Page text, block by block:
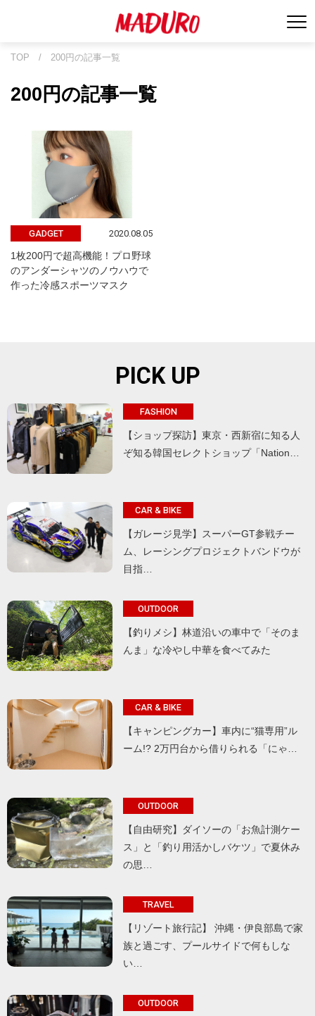
TOP / 200円の記事一覧
200円の記事一覧
GADGET 2020.08.05
1枚200円で超高機能！プロ野球
のアンダーシャツのノウハウで
作った冷感スポーツマスク
PICK UP
FASHION
【ショップ探訪】東京・西新宿に知る人
ぞ知る韓国セレクトショップ「Nation…
CAR & BIKE
【ガレージ見学】スーパーGT参戦チー
ム、レーシングプロジェクトバンドウが
目指…
OUTDOOR
【釣りメシ】林道沿いの車中で「そのま
んま」な冷やし中華を食べてみた
CAR & BIKE
【キャンピングカー】車内に“猫専用”ル
ーム!? 2万円台から借りられる「にゃ…
OUTDOOR
【自由研究】ダイソーの「お魚計測ケー
ス」と「釣り用活かしバケツ」で夏休み
の思…
TRAVEL
【リゾート旅行記】 沖縄・伊良部島で家
族と過ごす、プールサイドで何もしな
い…
OUTDOOR